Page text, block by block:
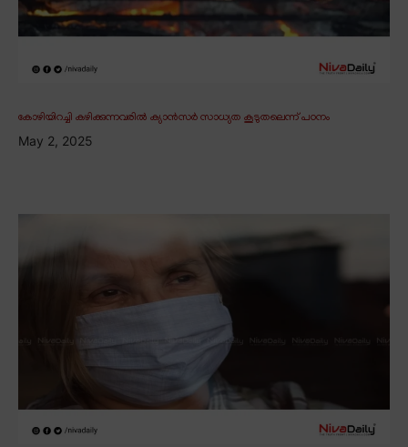
കോഴിയിറച്ചി കഴിക്കുന്നവരിൽ ക്യാൻസർ സാധ്യത കൂടുതലെന്ന് പഠനം
May 2, 2025